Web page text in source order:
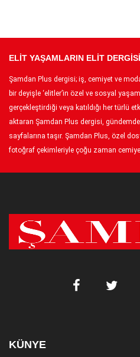
ELİT YAŞAMLARIN ELİT DERGİSİ
Şamdan Plus dergisi; iş, cemiyet ve
bir deyişle ‘elitler’in özel ve sosyal
gerçekleştirdiği veya katıldığı her türlü
aktaran Şamdan Plus dergisi,
sayfalarına taşır. Şamdan Plus, özel
fotoğraf çekimleriyle çoğu zaman
KÜNYE